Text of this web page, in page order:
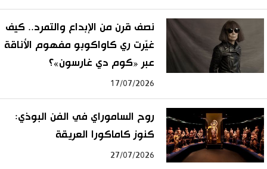
نصف قرن من الإبداع والتمرد.. كيف
غيّرت ري كاواكوبو مفهوم الأناقة
عبر «كوم دي غارسون»؟
17/07/2026
روح الساموراي في الفن البوذي:
كنوز كاماكورا العريقة
27/07/2026